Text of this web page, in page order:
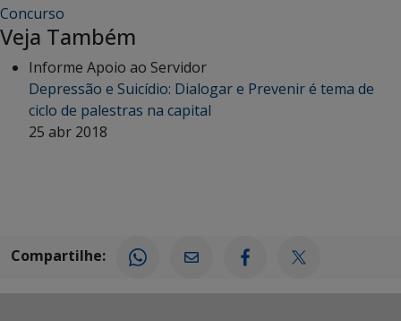
Concurso
Veja Também
Informe Apoio ao Servidor
Depressão e Suicídio: Dialogar e Prevenir é tema de
ciclo de palestras na capital
25 abr 2018
Compartilhe: